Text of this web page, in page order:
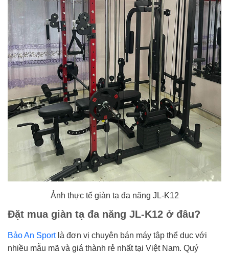
Ảnh thực tế giàn tạ đa năng JL-K12
Đặt mua giàn tạ đa năng JL-K12 ở đâu?
Bảo An Sportlà đơn vị chuyên bán máy tập thể dục với
nhiều mẫu mã và giá thành rẻ nhất tại Việt Nam. Quý